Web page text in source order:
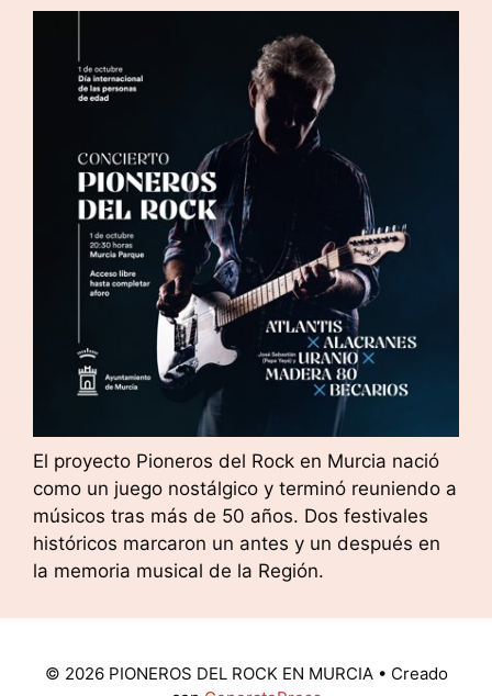
El proyecto Pioneros del Rock en Murcia nació
como un juego nostálgico y terminó reuniendo a
músicos tras más de 50 años. Dos festivales
históricos marcaron un antes y un después en
la memoria musical de la Región.
© 2026 PIONEROS DEL ROCK EN MURCIA• Creado